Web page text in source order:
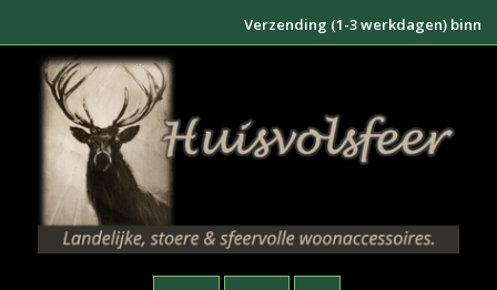
inhoud
Verzending (1-3 werkdagen) binnen